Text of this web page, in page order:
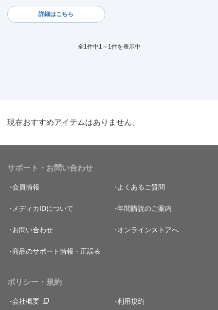
詳細はこちら
全1件中1～1件を表示中
現在おすすめアイテムはありません。
サポート・お問い合わせ
会員情報 よくあるご質問
メディカIDについて 年間購読のご案内
お問い合わせ オンラインストアへ
商品のサポート情報・正誤表
ポリシー・規約
会社概要 利用規約